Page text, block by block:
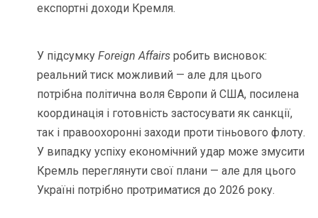
експортні доходи Кремля.
У підсумкуForeign Affairs робить висновок:
реальний тиск можливий — але для цього
потрібна політична воля Європи й США, посилена
координація і готовність застосувати як санкції,
так і правоохоронні заходи проти тіньового флоту.
У випадку успіху економічний удар може змусити
Кремль переглянути свої плани — але для цього
Україні потрібно протриматися до 2026 року.